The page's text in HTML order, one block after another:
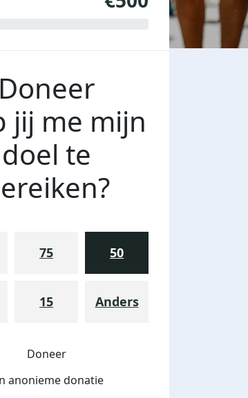
Doneer
jij me mijn
doel te
75 50
15 Anders
Doneer
anonieme donatie